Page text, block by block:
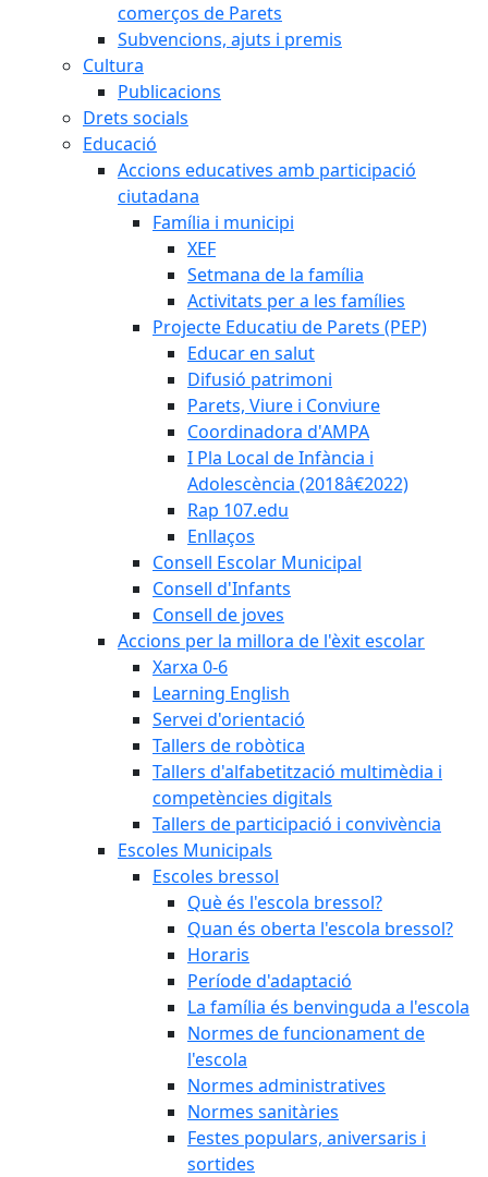
comerços de Parets
Subvencions, ajuts i premis
Cultura
Publicacions
Drets socials
Educació
Accions educatives amb participació
ciutadana
Família i municipi
XEF
Setmana de la família
Activitats per a les famílies
Projecte Educatiu de Parets (PEP)
Educar en salut
Difusió patrimoni
Parets, Viure i Conviure
Coordinadora d'AMPA
I Pla Local de Infància i
Adolescència (2018â€2022)
Rap 107.edu
Enllaços
Consell Escolar Municipal
Consell d'Infants
Consell de joves
Accions per la millora de l'èxit escolar
Xarxa 0-6
Learning English
Servei d'orientació
Tallers de robòtica
Tallers d'alfabetització multimèdia i
competències digitals
Tallers de participació i convivència
Escoles Municipals
Escoles bressol
Què és l'escola bressol?
Quan és oberta l'escola bressol?
Horaris
Període d'adaptació
La família és benvinguda a l'escola
Normes de funcionament de
l'escola
Normes administratives
Normes sanitàries
Festes populars, aniversaris i
sortides